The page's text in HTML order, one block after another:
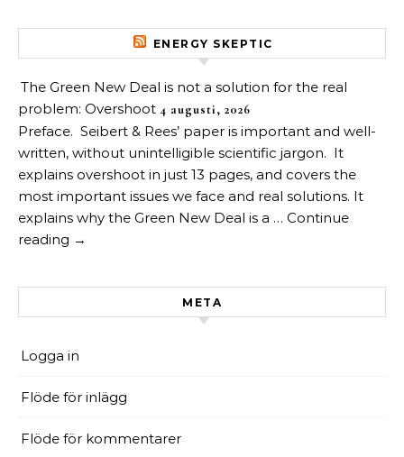
ENERGY SKEPTIC
The Green New Deal is not a solution for the real
problem: Overshoot 4 augusti, 2026
Preface. Seibert & Rees’ paper is important and well-
written, without unintelligible scientific jargon. It
explains overshoot in just 13 pages, and covers the
most important issues we face and real solutions. It
explains why the Green New Deal is a … Continue
reading →
META
Logga in
Flöde för inlägg
Flöde för kommentarer